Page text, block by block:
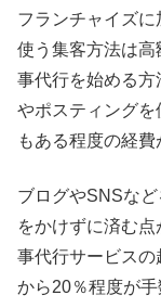
フランチャイズ
使う集客方法は
事代行を始める
やポスティング
もある程度の経費
ブログやSNSな
をかけずに済む
事代行サービス
から20％程度が